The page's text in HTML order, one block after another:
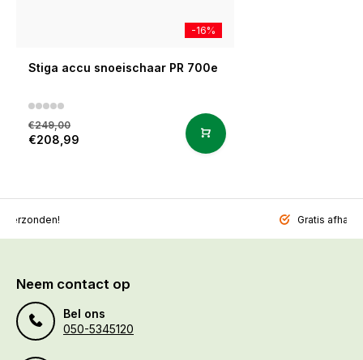
-16%
Stiga accu snoeischaar PR 700e
€249,00
€208,99
verzonden! Gratis
Neem contact op
Bel ons
050-5345120